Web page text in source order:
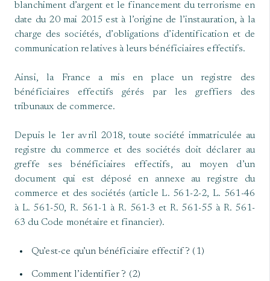
blanchiment d’argent et le financement du terrorisme en
date du 20 mai 2015 est à l’origine de l’instauration, à la
charge des sociétés, d’obligations d’identification et de
communication relatives à leurs bénéficiaires effectifs.
Ainsi, la France a mis en place un registre des
bénéficiaires effectifs gérés par les greffiers des
tribunaux de commerce.
Depuis le 1er avril 2018, toute société immatriculée au
registre du commerce et des sociétés doit déclarer au
greffe ses bénéficiaires effectifs, au moyen d’un
document qui est déposé en annexe au registre du
commerce et des sociétés (article L. 561-2-2, L. 561-46
à L. 561-50, R. 561-1 à R. 561-3 et R. 561-55 à R. 561-
63 du Code monétaire et financier).
Qu’est-ce qu’un bénéficiaire effectif ? (1)
Comment l’identifier ? (2)